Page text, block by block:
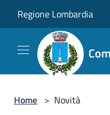
Regione Lombardia
Home > Novità